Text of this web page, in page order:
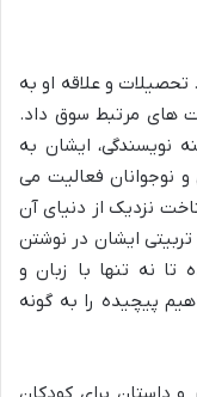
است. تحصیلات و علاقه او به
های مرتبط سوق داد.
نویسندگی، ایشان به
نوجوانان فعالیت می
نزدیک از دنیای آن
ایشان در نوشتن
تا نه تنها با زبان و
پیچیده را به گونه